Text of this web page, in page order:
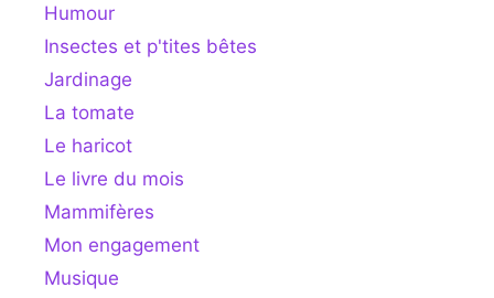
Humour
Insectes et p'tites bêtes
Jardinage
La tomate
Le haricot
Le livre du mois
Mammifères
Mon engagement
Musique